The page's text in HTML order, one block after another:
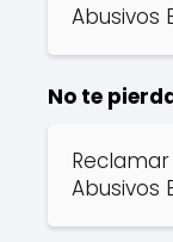
Abusivos
No te
Abusivos